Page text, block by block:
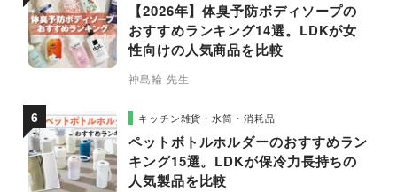
【2026年】体臭予防ボディソープの
おすすめランキング14選。LDKが女
性向けの人気商品を比較
神島輪 先生
キッチン雑貨・水筒・消耗品
ペットボトルホルダーのおすすめラン
キング15選。LDKが保冷力長持ちの
人気製品を比較